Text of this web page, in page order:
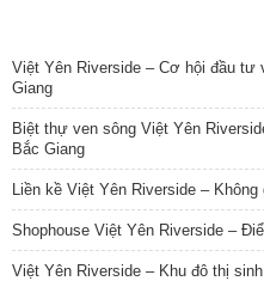
Việt Yên Riverside – Cơ hội đầu tư
Giang
Biệt thự ven sông Việt Yên
Bắc Giang
Liền kề Việt Yên Riverside –
Shophouse Việt Yên Riverside –
Việt Yên Riverside – Khu đô thị